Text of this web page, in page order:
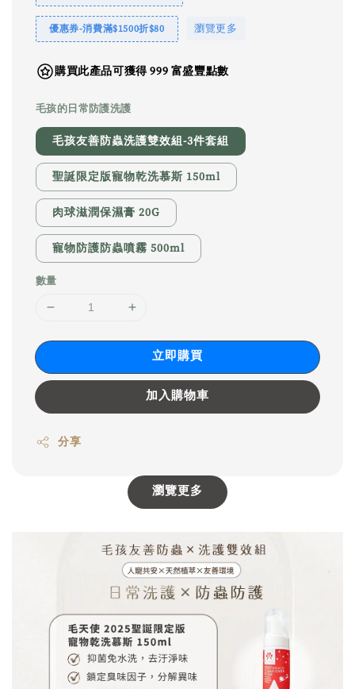
優惠券-消費滿$1500折$80 瀏覽更多
購買此產品可獲得 999 富盛豐點數
毛孩的日常防護洗護
毛孩友善防蟲洗護雙效組-3件套組
聖誕限定版寵物乾洗慕斯 150ml
肉球滋潤保濕膏 20G
寵物防護防蟲噴霧 500ml
數量
立即購買
加入購物車
分享
瀏覽更多